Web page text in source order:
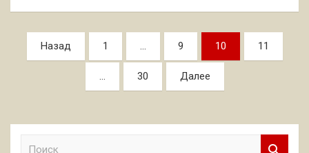
Пагинация
записей
Назад 1 … 9 10 11
… 30 Далее